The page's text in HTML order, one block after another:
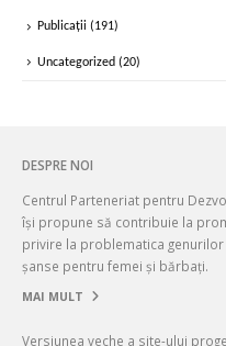
Publicații (191)
Uncategorized (20)
DESPRE NOI
Centrul Parteneriat pentru
își propune să contribuie la
privire la problematica
șanse pentru femei și bărbați.
MAI MULT
Versiunea veche a site-ului